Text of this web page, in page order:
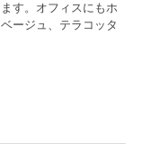
す。オフィスにもホ
ージュ、テラコッタ